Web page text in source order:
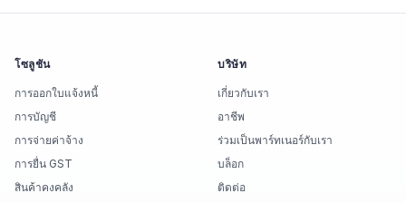
โซลูชัน
การออกใบแจ้งหนี้
การบัญชี
การจ่ายค่าจ้าง
การยื่น GST
สินค้าคงคลัง
บริษัท
เกี่ยวกับเรา
อาชีพ
ร่วมเป็นพาร์ทเนอร์กับเรา
บล็อก
ติดต่อ